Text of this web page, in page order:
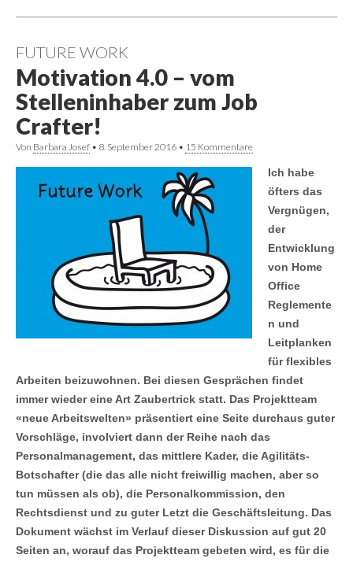
FUTURE WORK
Motivation 4.0 – vom
Stelleninhaber zum Job
Crafter!
Von Barbara Josef • 8. September 2016 • 15 Kommentare
Ich habe
öfters das
Vergnügen,
der
Entwicklung
von Home
Office
Reglemente
n und
Leitplanken
für flexibles
Arbeiten beizuwohnen. Bei diesen Gesprächen findet
immer wieder eine Art Zaubertrick statt. Das Projektteam
«neue Arbeitswelten» präsentiert eine Seite durchaus guter
Vorschläge, involviert dann der Reihe nach das
Personalmanagement, das mittlere Kader, die Agilitäts-
Botschafter (die das alle nicht freiwillig machen, aber so
tun müssen als ob), die Personalkommission, den
Rechtsdienst und zu guter Letzt die Geschäftsleitung. Das
Dokument wächst im Verlauf dieser Diskussion auf gut 20
Seiten an, worauf das Projektteam gebeten wird, es für die